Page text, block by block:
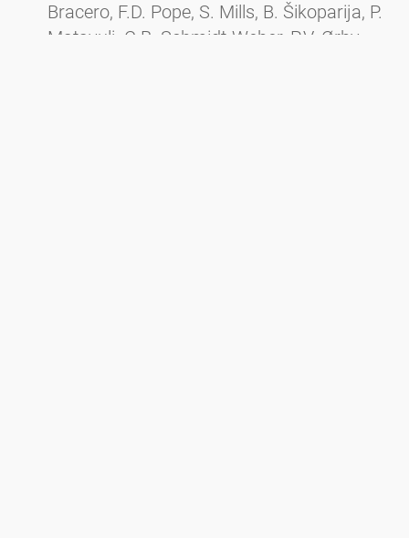
Bracero, F.D. Pope, S. Mills, B. Šikoparija, P.
Matavulj, C.B. Schmidt-Weber, P.V. Ørby,